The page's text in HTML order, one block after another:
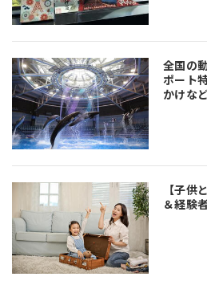
全国の
ポート
かけな
【子供
＆経験